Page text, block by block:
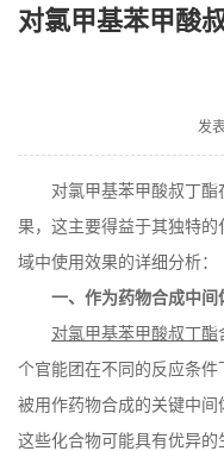
对氯甲基苯甲酸
发
对氯甲基苯甲酸叔丁
果，这主要得益于其独特
域中使用效果的详细分析：
一、作为药物合成中间
对氯甲基苯甲酸叔丁酯
个官能团在不同的反应条
被用作药物合成的关键中间
这些化合物可能具有优异